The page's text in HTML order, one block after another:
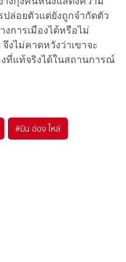
ล่อยตัวแต่ยังถูกจำกัดตัว
การเมืองได้หรือไม่
งไม่คาดหวังว่าเขาจะ
งที่แท้จริงได้ในสถานการณ์
#มิน อ่อง ไหล่